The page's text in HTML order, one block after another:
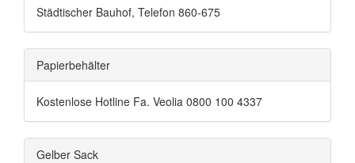
Städtischer Bauhof, Telefon 860-675
Papierbehälter
Kostenlose Hotline Fa. Veolia 0800 100 4337
Gelber Sack